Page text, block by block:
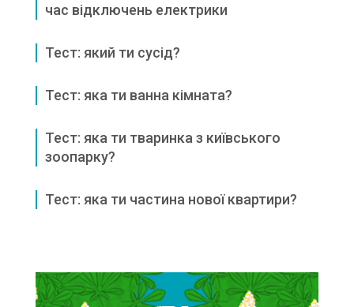
час відключень електрики
Тест: який ти сусід?
Тест: яка ти ванна кімната?
Тест: яка ти тваринка з київського
зоопарку?
Тест: яка ти частина нової квартири?